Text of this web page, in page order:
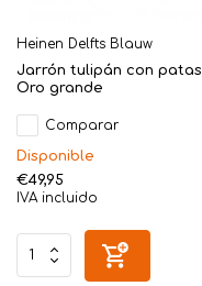
Heinen Delfts Blauw
Jarrón tulipán con patas
Oro grande
Comparar
Disponible
€49,95
IVA incluido